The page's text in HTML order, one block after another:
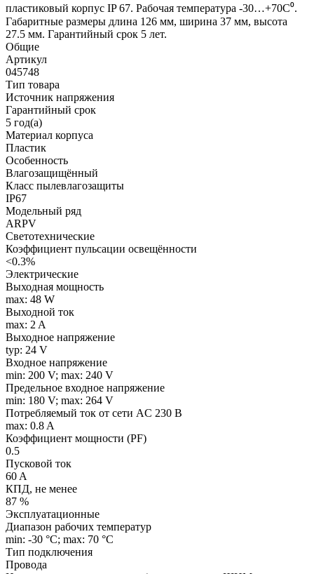
пластиковый корпус IP 67. Рабочая температура -30…+70C⁰.
Габаритные размеры длина 126 мм, ширина 37 мм, высота
27.5 мм. Гарантийный срок 5 лет.
Общие
Артикул
045748
Тип товара
Источник напряжения
Гарантийный срок
5 год(а)
Материал корпуса
Пластик
Особенность
Влагозащищённый
Класс пылевлагозащиты
IP67
Модельный ряд
ARPV
Светотехнические
Коэффициент пульсации освещённости
<0.3%
Электрические
Выходная мощность
max: 48 W
Выходной ток
max: 2 A
Выходное напряжение
typ: 24 V
Входное напряжение
min: 200 V; max: 240 V
Предельное входное напряжение
min: 180 V; max: 264 V
Потребляемый ток от сети AC 230 В
max: 0.8 A
Коэффициент мощности (PF)
0.5
Пусковой ток
60 A
КПД, не менее
87 %
Эксплуатационные
Диапазон рабочих температур
min: -30 °C; max: 70 °C
Тип подключения
Провода